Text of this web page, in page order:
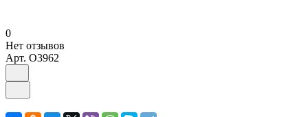
0
Нет отзывов
Арт. O3962